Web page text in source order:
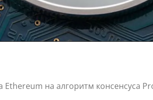
Ethereum на алгоритм консенсуса